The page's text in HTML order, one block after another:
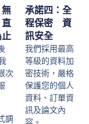
無
止
次
調
承諾四：全
程保密 資
訊安全
我們採用最高
等級的資料加
密技術，嚴格
保護您的個人
資料、訂單資
訊及論文內